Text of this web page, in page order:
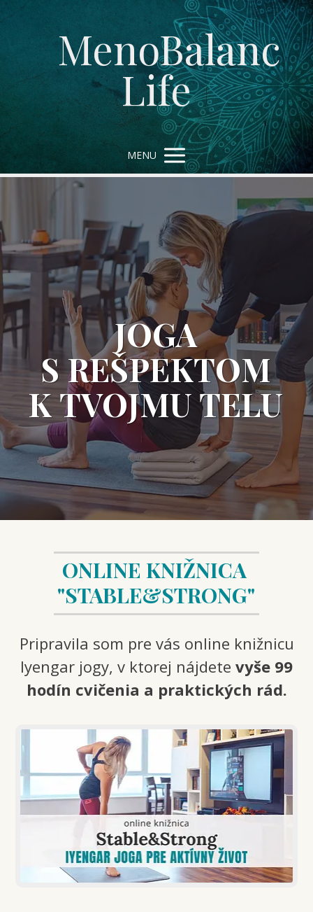
MenoBalanc
Life
MENU
JOGA
S REŠPEKTOM
K TVOJMU TELU
ONLINE KNIŽNICA
"STABLE&STRONG"
Pripravila som pre vás online knižnicu
Iyengar jogy, v ktorej nájdete vyše 99
hodín cvičenia a praktických rád.